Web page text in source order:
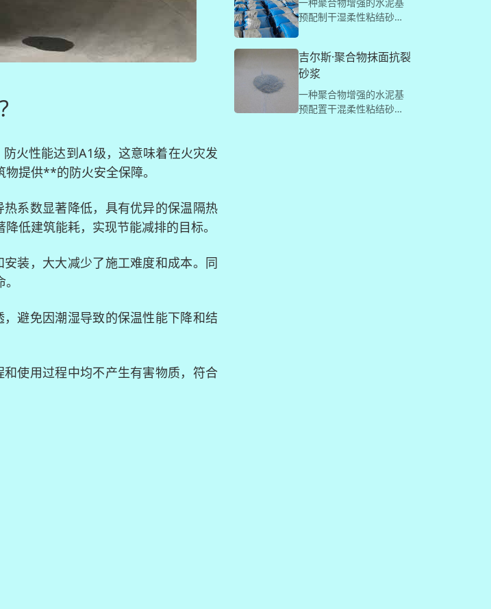
火性能达到A1级，这意味着在火灾发
提供**的防火安全保障。
系数显著降低，具有优异的保温隔热
低建筑能耗，实现节能减排的目标。
装，大大减少了施工难度和成本。同
避免因潮湿导致的保温性能下降和结
使用过程中均不产生有害物质，符合
门芯板、石墨改性水泥基
防火门芯板、匀质板门芯
预配制干湿柔性粘结砂
浆。增强了基材与保温板
拉伸强度，防止空鼓。直
接加水，施工方便，操作
简单，工效高。无毒无
嗅、不燃、不伤人体，不
含挥发性溶剂，属绿色环
吉尔斯·聚合物抹面抗裂
砂浆
一种聚合物增强的水泥基
预配置干混柔性粘结砂